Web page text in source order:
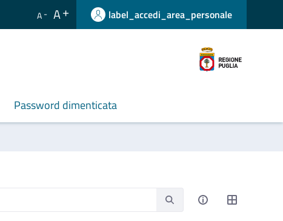
A A label_accedi_area_personale
Password dimenticata